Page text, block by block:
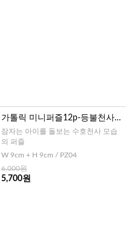
가톨릭 미니퍼즐12p-등불천사
(이태리)
잠자는 아이를 돌보는 수호천사 모습
의 퍼즐
W 9cm + H 9cm / PZ04
6,000원
5,700원